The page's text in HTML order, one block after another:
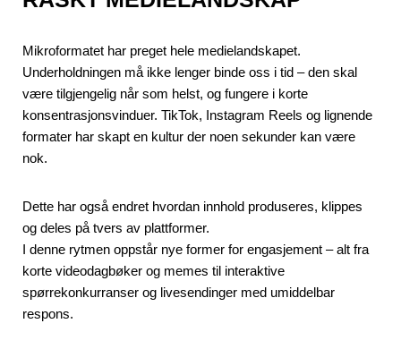
Mikroformatet har preget hele medielandskapet.
Underholdningen må ikke lenger binde oss i tid – den skal
være tilgjengelig når som helst, og fungere i korte
konsentrasjonsvinduer. TikTok, Instagram Reels og lignende
formater har skapt en kultur der noen sekunder kan være
nok.
Dette har også endret hvordan innhold produseres, klippes
og deles på tvers av plattformer.
I denne rytmen oppstår nye former for engasjement – alt fra
korte videodagbøker og memes til interaktive
spørrekonkurranser og livesendinger med umiddelbar
respons.